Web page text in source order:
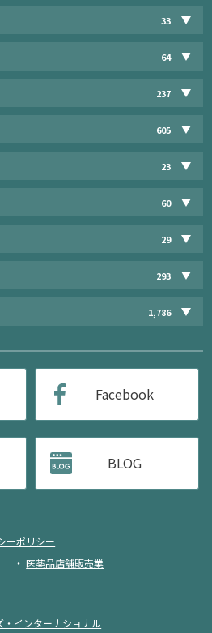
33
64
237
605
23
60
29
293
1,786
Facebook
BLOG
ーポリシー
医薬品店舗販売業
・インターナショナル